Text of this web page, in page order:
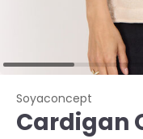
Soyaconcept
Cardigan